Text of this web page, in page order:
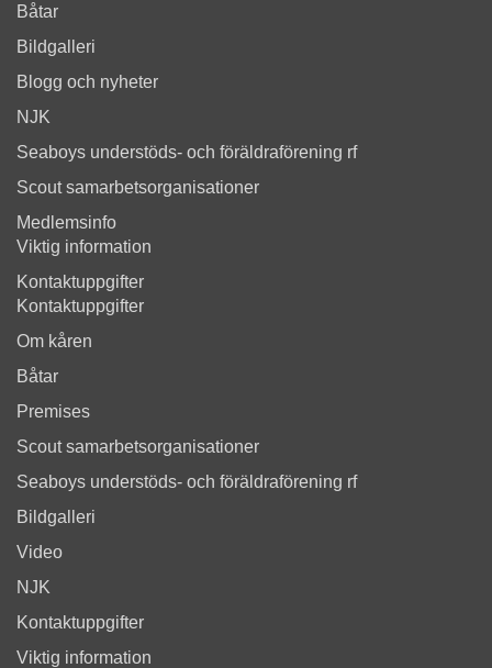
Båtar
Bildgalleri
Blogg och nyheter
NJK
Seaboys understöds- och föräldraförening rf
Scout samarbetsorganisationer
Medlemsinfo
Viktig information
Kontaktuppgifter
Kontaktuppgifter
Om kåren
Båtar
Premises
Scout samarbetsorganisationer
Seaboys understöds- och föräldraförening rf
Bildgalleri
Video
NJK
Kontaktuppgifter
Viktig information